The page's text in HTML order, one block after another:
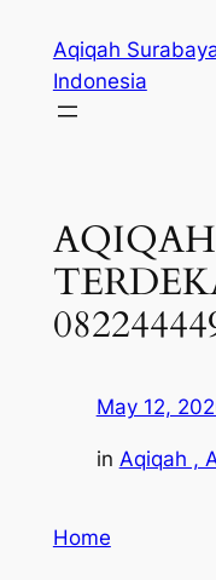
content
Aqiqah
Indonesia
May 12,
in Aqiqah ,
Home